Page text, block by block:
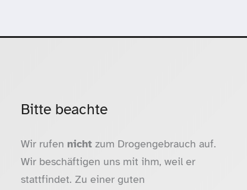
Bitte beachte
Wir rufen nicht zum Drogengebrauch auf.
Wir beschäftigen uns mit ihm, weil er
stattfindet. Zu einer guten